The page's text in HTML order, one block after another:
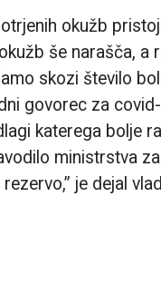
okužb
še narašča, a
skozi število
govorec za
katerega bolje
ministrstva
je dejal